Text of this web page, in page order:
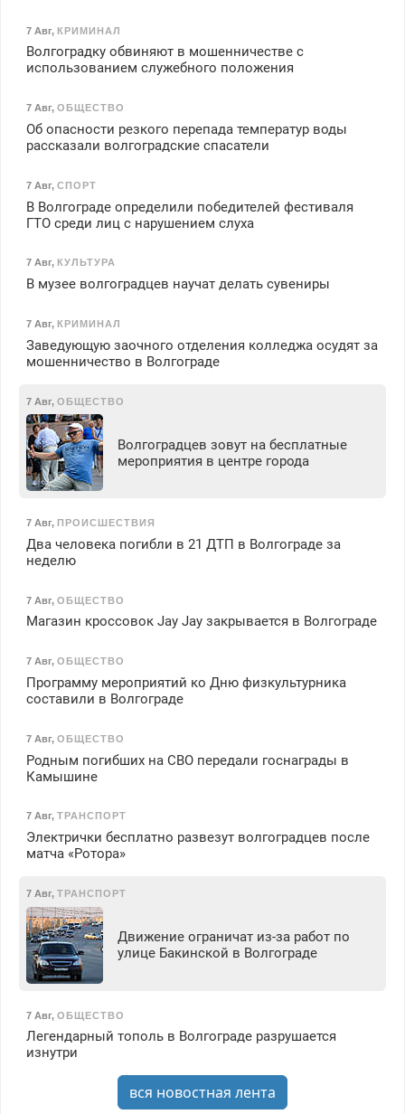
7 Авг, КРИМИНАЛ
Волгоградку обвиняют в мошенничестве с
использованием служебного положения
7 Авг, ОБЩЕСТВО
Об опасности резкого перепада температур воды
рассказали волгоградские спасатели
7 Авг, СПОРТ
В Волгограде определили победителей фестиваля
ГТО среди лиц с нарушением слуха
7 Авг, КУЛЬТУРА
В музее волгоградцев научат делать сувениры
7 Авг, КРИМИНАЛ
Заведующую заочного отделения колледжа осудят за
мошенничество в Волгограде
7 Авг, ОБЩЕСТВО
Волгоградцев зовут на бесплатные
мероприятия в центре города
7 Авг, ПРОИСШЕСТВИЯ
Два человека погибли в 21 ДТП в Волгограде за
неделю
7 Авг, ОБЩЕСТВО
Магазин кроссовок Jay Jay закрывается в Волгограде
7 Авг, ОБЩЕСТВО
Программу мероприятий ко Дню физкультурника
составили в Волгограде
7 Авг, ОБЩЕСТВО
Родным погибших на СВО передали госнаграды в
Камышине
7 Авг, ТРАНСПОРТ
Электрички бесплатно развезут волгоградцев после
матча «Ротора»
7 Авг, ТРАНСПОРТ
Движение ограничат из-за работ по
улице Бакинской в Волгограде
7 Авг, ОБЩЕСТВО
Легендарный тополь в Волгограде разрушается
изнутри
вся новостная лента